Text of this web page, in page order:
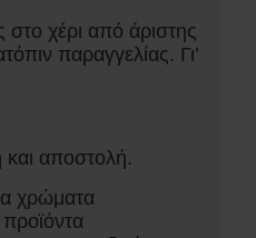
στο χέρι από άριστης
παραγγελίας. Γι’
αποστολή.
χρώματα